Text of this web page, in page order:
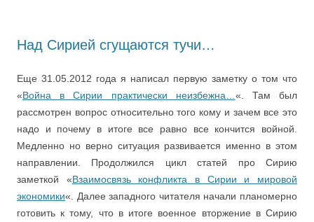
Над Сирией сгущаются тучи…
Еще 31.05.2012 года я написал первую заметку о том что
«Война в Сирии практически неизбежна… «. Там был
рассмотрен вопрос относительно того кому и зачем все это
надо и почему в итоге все равно все кончится войной.
Медленно но верно ситуация развивается именно в этом
направлении. Продолжился цикл статей про Сирию
заметкой «Взаимосвязь конфликта в Сирии и мировой
экономики«. Далее западного читателя начали планомерно
готовить к тому, что в итоге военное вторжение в Сирию